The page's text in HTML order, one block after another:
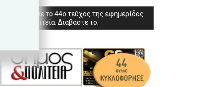
Κυκλοφόρησε το 44ο τεύχος της εφημερίδας
Δήμος & Πολιτεία. Διαβάστε το: